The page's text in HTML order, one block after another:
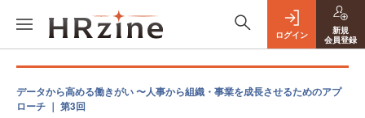
ログイン
新規
会員登録
データから高める働きがい 〜人事から組織・事業を成長させるためのアプ
ローチ ｜ 第3回